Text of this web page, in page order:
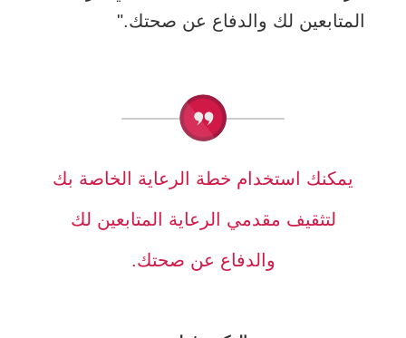
المتابعين لك والدفاع عن صحتك."
يمكنك استخدام خطة الرعاية الخاصة بك
لتثقيف مقدمي الرعاية المتابعين لك
والدفاع عن صحتك.